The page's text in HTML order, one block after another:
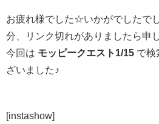
お疲れ様でした☆いかがでしたで
分、リンク切れがありましたら申
今回は モッピークエスト1/15 で検
ざいました♪
[instashow]